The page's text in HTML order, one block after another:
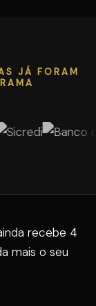
JÁ FORAM
recebe 4
mais o seu